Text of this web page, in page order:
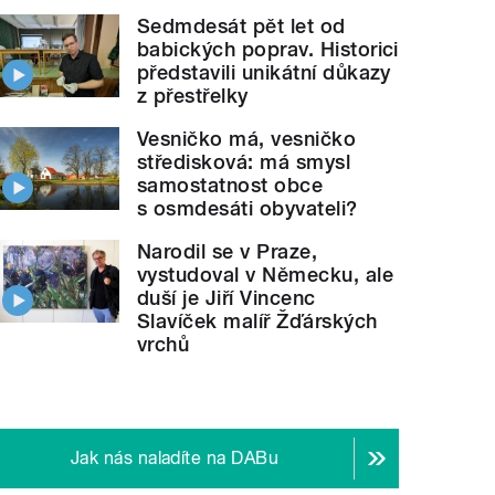
Sedmdesát pět let od
babických poprav. Historici
představili unikátní důkazy
z přestřelky
Vesničko má, vesničko
středisková: má smysl
samostatnost obce
s osmdesáti obyvateli?
Narodil se v Praze,
vystudoval v Německu, ale
duší je Jiří Vincenc
Slavíček malíř Žďárských
vrchů
Jak nás naladíte na DABu